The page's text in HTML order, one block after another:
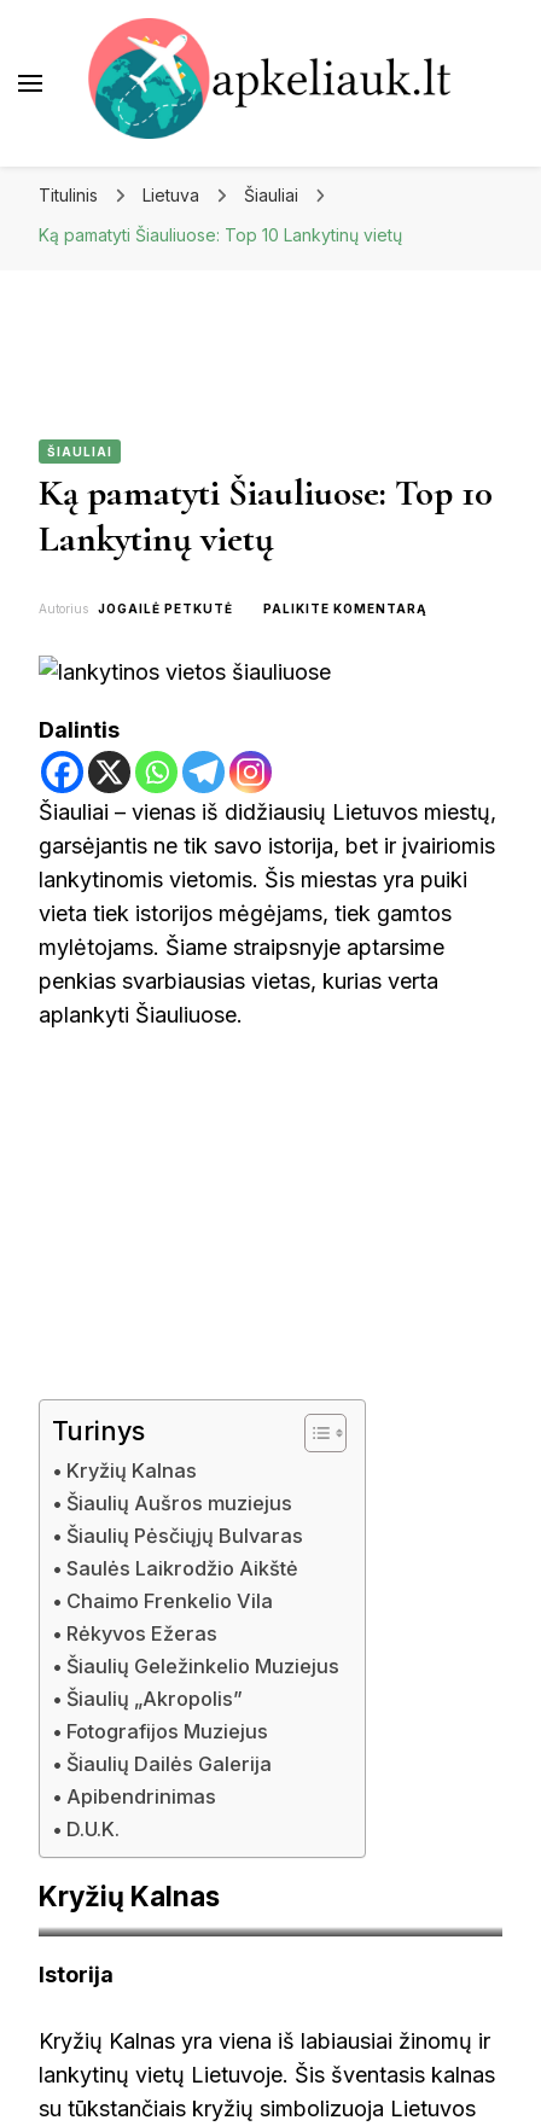
Titulinis Lietuva
Šiauliai
Ką pamatyti Šiauliuose: Top 10 Lankytinų vietų
ŠIAULIAI
Ką pamatyti Šiauliuose: Top 10
Lankytinų vietų
Autorius JOGAILĖ PETKUTĖ PALIKITE KOMENTARĄ
Dalintis
Šiauliai – vienas iš didžiausių Lietuvos miestų,
garsėjantis ne tik savo istorija, bet ir įvairiomis
lankytinomis vietomis. Šis miestas yra puiki
vieta tiek istorijos mėgėjams, tiek gamtos
mylėtojams. Šiame straipsnyje aptarsime
penkias svarbiausias vietas, kurias verta
aplankyti Šiauliuose.
Turinys
Kryžių Kalnas
Šiaulių Aušros muziejus
Šiaulių Pėsčiųjų Bulvaras
Saulės Laikrodžio Aikštė
Chaimo Frenkelio Vila
Rėkyvos Ežeras
Šiaulių Geležinkelio Muziejus
Šiaulių „Akropolis”
Fotografijos Muziejus
Šiaulių Dailės Galerija
Apibendrinimas
D.U.K.
Kryžių Kalnas
Istorija
Kryžių Kalnas yra viena iš labiausiai žinomų ir
lankytinų vietų Lietuvoje. Šis šventasis kalnas
su tūkstančiais kryžių simbolizuoja Lietuvos